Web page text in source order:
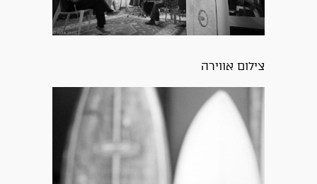
צילום אווירה